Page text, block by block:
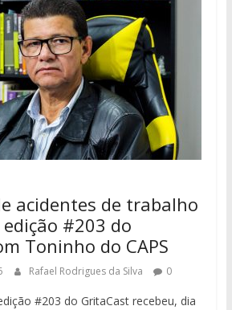
acidentes de trabalho
#203 do
Toninho do CAPS
Rafael Rodrigues da Silva 0
#203 do GritaCast recebeu, dia